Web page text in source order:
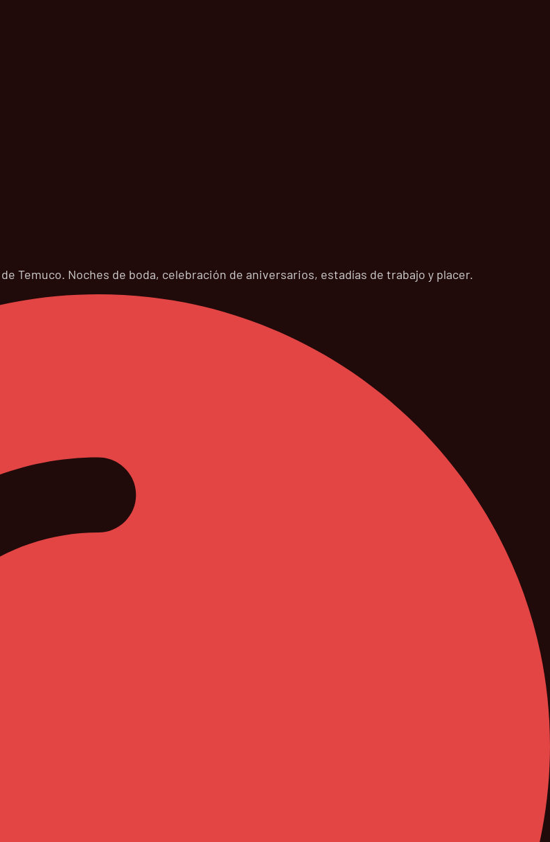
Temuco. Noches de boda, celebración de aniversarios, estadías de trabajo y placer.